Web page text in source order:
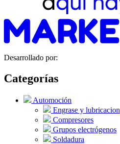
Desarrollado por:
Categorías
Automoción
Engrase y lubricacion
Compresores
Grupos electrógenos
Soldadura